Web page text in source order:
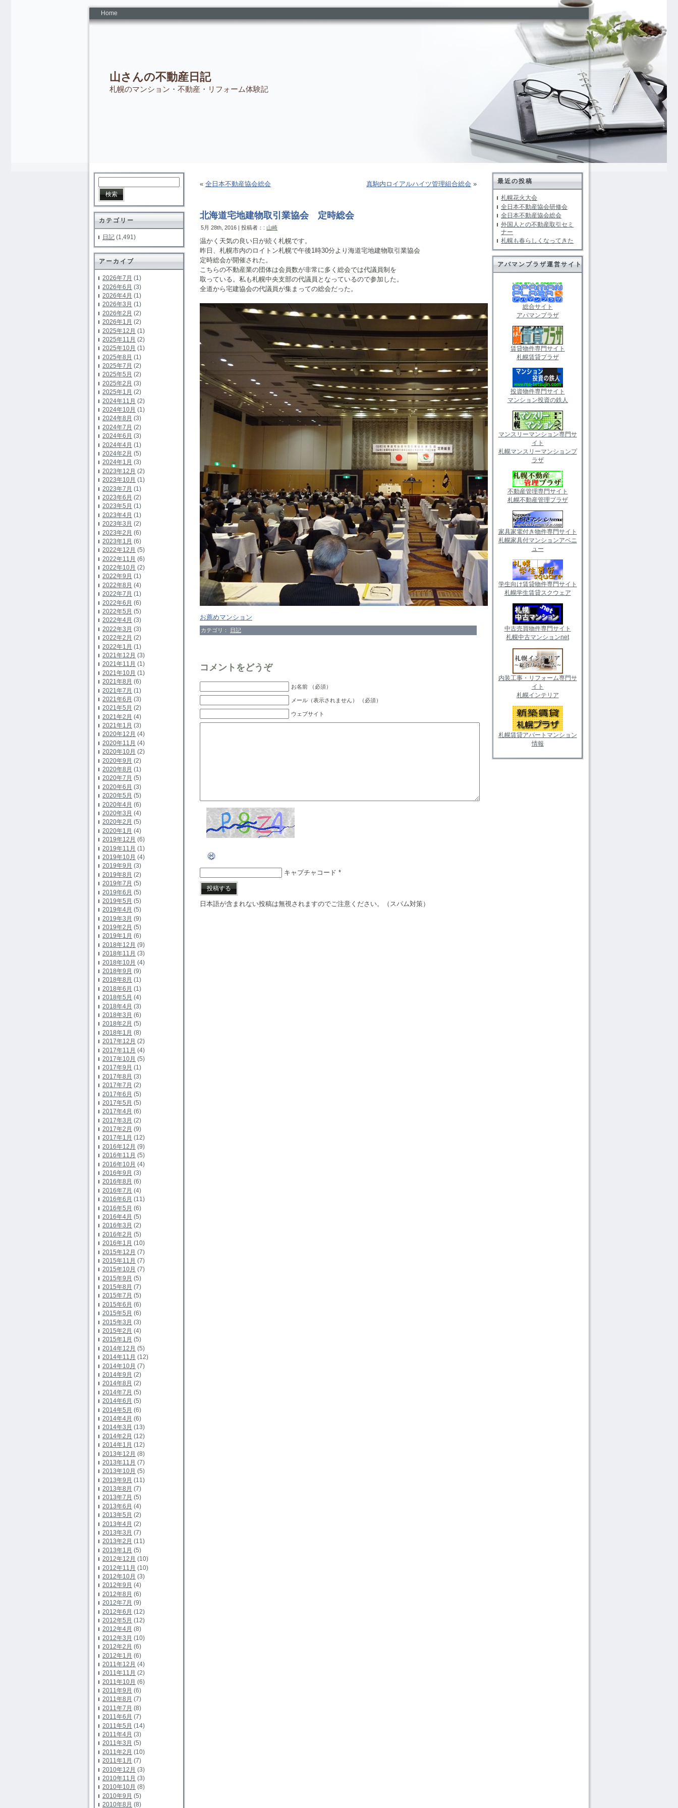
Home
山さんの不動産日記
札幌のマンション・不動産・リフォーム体験記
カテゴリー
日記 (1,491)
アーカイブ
2026年7月 (1)
2026年6月 (3)
2026年4月 (1)
2026年3月 (1)
2026年2月 (2)
2026年1月 (2)
2025年12月 (1)
2025年11月 (2)
2025年10月 (1)
2025年8月 (1)
2025年7月 (2)
2025年5月 (2)
2025年2月 (3)
2025年1月 (2)
2024年11月 (2)
2024年10月 (1)
2024年8月 (3)
2024年7月 (2)
2024年6月 (3)
2024年4月 (1)
2024年2月 (5)
2024年1月 (3)
2023年12月 (2)
2023年10月 (1)
2023年7月 (1)
2023年6月 (2)
2023年5月 (1)
2023年4月 (1)
2023年3月 (2)
2023年2月 (6)
2023年1月 (6)
2022年12月 (5)
2022年11月 (6)
2022年10月 (2)
2022年9月 (1)
2022年8月 (4)
2022年7月 (1)
2022年6月 (6)
2022年5月 (5)
2022年4月 (3)
2022年3月 (3)
2022年2月 (2)
2022年1月 (1)
2021年12月 (3)
2021年11月 (1)
2021年10月 (1)
2021年8月 (6)
2021年7月 (1)
2021年6月 (3)
2021年5月 (2)
2021年2月 (4)
2021年1月 (3)
2020年12月 (4)
2020年11月 (4)
2020年10月 (2)
2020年9月 (2)
2020年8月 (1)
2020年7月 (5)
2020年6月 (3)
2020年5月 (5)
2020年4月 (6)
2020年3月 (4)
2020年2月 (5)
2020年1月 (4)
2019年12月 (6)
2019年11月 (1)
2019年10月 (4)
2019年9月 (3)
2019年8月 (2)
2019年7月 (5)
2019年6月 (5)
2019年5月 (5)
2019年4月 (5)
2019年3月 (9)
2019年2月 (5)
2019年1月 (6)
2018年12月 (9)
2018年11月 (3)
2018年10月 (4)
2018年9月 (9)
2018年8月 (1)
2018年6月 (1)
2018年5月 (4)
2018年4月 (3)
2018年3月 (6)
2018年2月 (5)
2018年1月 (8)
2017年12月 (2)
2017年11月 (4)
2017年10月 (5)
2017年9月 (1)
2017年8月 (3)
2017年7月 (2)
2017年6月 (5)
2017年5月 (5)
2017年4月 (6)
2017年3月 (2)
2017年2月 (9)
2017年1月 (12)
2016年12月 (9)
2016年11月 (5)
2016年10月 (4)
2016年9月 (3)
2016年8月 (6)
2016年7月 (4)
2016年6月 (11)
2016年5月 (6)
2016年4月 (5)
2016年3月 (2)
2016年2月 (5)
2016年1月 (10)
2015年12月 (7)
2015年11月 (7)
2015年10月 (7)
2015年9月 (5)
2015年8月 (7)
2015年7月 (5)
2015年6月 (6)
2015年5月 (6)
2015年3月 (3)
2015年2月 (4)
2015年1月 (5)
2014年12月 (5)
2014年11月 (12)
2014年10月 (7)
2014年9月 (2)
2014年8月 (2)
2014年7月 (5)
2014年6月 (5)
2014年5月 (6)
2014年4月 (6)
2014年3月 (13)
2014年2月 (12)
2014年1月 (12)
2013年12月 (8)
2013年11月 (7)
2013年10月 (5)
2013年9月 (11)
2013年8月 (7)
2013年7月 (5)
2013年6月 (4)
2013年5月 (2)
2013年4月 (2)
2013年3月 (7)
2013年2月 (11)
2013年1月 (5)
2012年12月 (10)
2012年11月 (10)
2012年10月 (3)
2012年9月 (4)
2012年8月 (6)
2012年7月 (9)
2012年6月 (12)
2012年5月 (12)
2012年4月 (8)
2012年3月 (10)
2012年2月 (6)
2012年1月 (6)
2011年12月 (4)
2011年11月 (2)
2011年10月 (6)
2011年9月 (6)
2011年8月 (7)
2011年7月 (8)
2011年6月 (7)
2011年5月 (14)
2011年4月 (3)
2011年3月 (5)
2011年2月 (10)
2011年1月 (7)
2010年12月 (3)
2010年11月 (3)
2010年10月 (8)
2010年9月 (5)
2010年8月 (8)
« 全日本不動産協会総会 真駒内ロイアルハイツ管理組合総会 »
北海道宅地建物取引業協会 定時総会
5月 28th, 2016 | 投稿者：: 山崎
温かく天気の良い日が続く札幌です。
昨日、札幌市内のロイトン札幌で午後1時30分より海道宅地建物取引業協会
定時総会が開催された。
こちらの不動産業の団体は会員数が非常に多く総会では代議員制を
取っている。私も札幌中央支部の代議員となっているので参加した。
全道から宅建協会の代議員が集まっての総会だった。
お薦めマンション
カテゴリ： 日記
コメントをどうぞ
お名前 （必須）
メール（表示されません） （必須）
ウェブサイト
キャプチャコード *
日本語が含まれない投稿は無視されますのでご注意ください。（スパム対策）
最近の投稿
札幌花火大会
全日本不動産協会研修会
全日本不動産協会総会
外国人との不動産取引セミ
ナー
札幌も春らしくなってきた
アパマンプラザ運営サイト
総合サイト
アパマンプラザ
賃貸物件専門サイト
札幌賃貸プラザ
投資物件専門サイト
マンション投資の鉄人
マンスリーマンション専門サ
イト
札幌マンスリーマンションプ
ラザ
不動産管理専門サイト
札幌不動産管理プラザ
家具家電付き物件専門サイト
札幌家具付マンションアベニ
ュー
学生向け賃貸物件専門サイト
札幌学生賃貸スクウェア
中古売買物件専門サイト
札幌中古マンションnet
内装工事・リフォーム専門サ
イト
札幌インテリア
札幌賃貸アパートマンション
情報